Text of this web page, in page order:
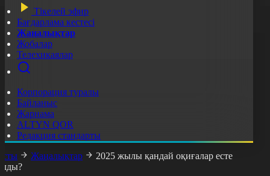
Тікелей эфир
Бағдарлама кестесі
Жаңалықтар
Жобалар
Телехикаялар
Корпорация туралы
Байланыс
Жарнама
ALTYN QOR
Редакция стандарты
Жаңалықтар
2025 жылы қандай оқиғалар есте